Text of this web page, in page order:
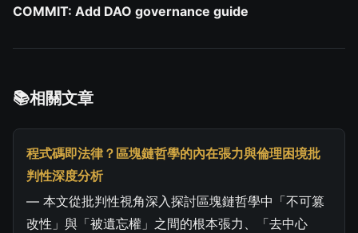
COMMIT: Add DAO governance guide
相關文章
程式碼即法律？區塊鏈哲學的內在張力與倫理困境批
判性深度分析
— 本文從批判性視角深入探討區塊鏈哲學中「不可篡
改性」與「被遺忘權」之間的根本張力、「去中心